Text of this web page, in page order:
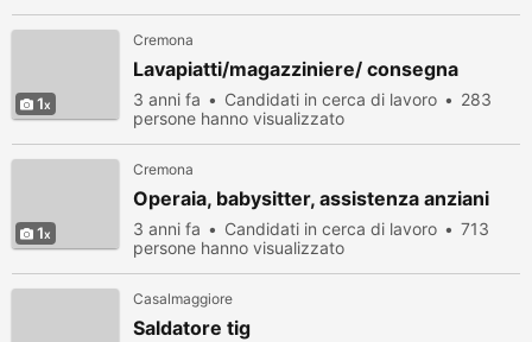
1
Cremona
Lavapiatti/magazziniere/ consegna
3 anni fa Candidati in cerca di lavoro
283
persone hanno visualizzato
1
Cremona
Operaia, babysitter, assistenza anziani
3 anni fa Candidati in cerca di lavoro
713
persone hanno visualizzato
Casalmaggiore
Saldatore tig